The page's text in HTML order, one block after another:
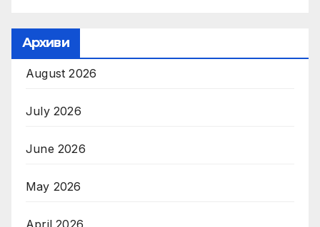
Архиви
August 2026
July 2026
June 2026
May 2026
April 2026